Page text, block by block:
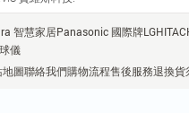
智慧家居Panasonic 國際牌LG
儀
圖聯絡我們購物流程售後服務退換貨